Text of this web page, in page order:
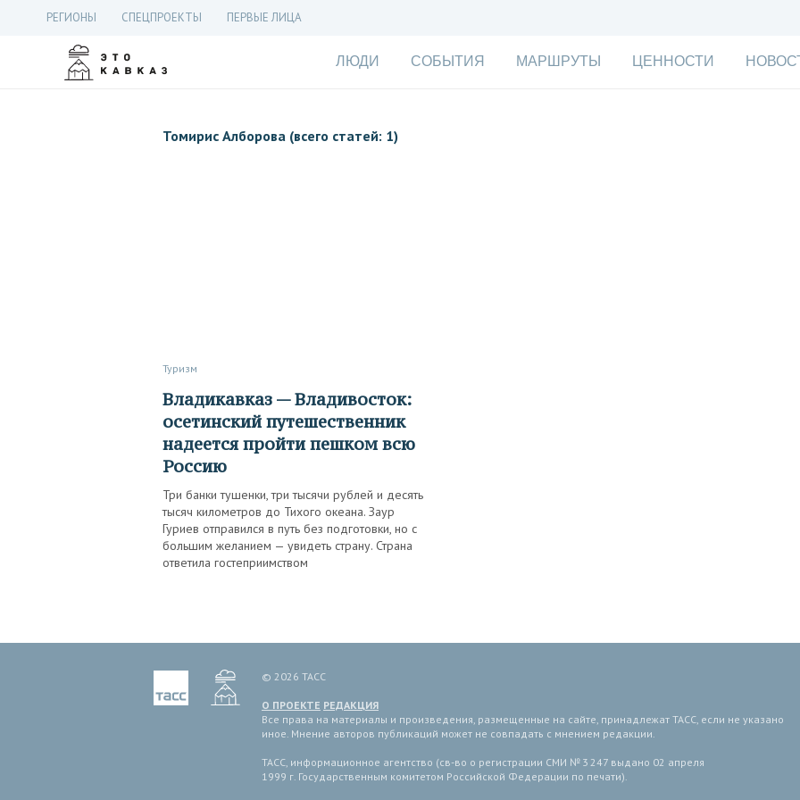
РЕГИОНЫ СПЕЦПРОЕКТЫ ПЕРВЫЕ ЛИЦА
ЛЮДИ СОБЫТИЯ МАРШРУТЫ ЦЕННОСТИ
Томирис Алборова (всего статей: 1)
Туризм
Владикавказ — Владивосток:
осетинский путешественник
надеется пройти пешком всю
Россию
Три банки тушенки, три тысячи рублей и десять
тысяч километров до Тихого океана. Заур
Гуриев отправился в путь без подготовки, но с
большим желанием — увидеть страну. Страна
ответила гостеприимством
© 2026 ТАСС
О ПРОЕКТЕ РЕДАКЦИЯ
Все права на материалы и произведения, размещенные на сайте, принадлежат ТАСС, если не указано
иное. Мнение авторов публикаций может не совпадать с мнением редакции.
ТАСС, информационное агентство (св-во о регистрации СМИ № 3 247 выдано 02 апреля
1999 г. Государственным комитетом Российской Федерации по печати).